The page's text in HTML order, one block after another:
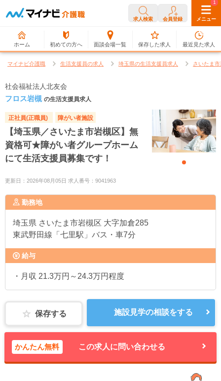
求人検索 会員登録 メニュー
ホーム 初めての方へ 面談会場一覧
0
保存した求人
1
最近見た求人
マイナビ介護職 生活支援員の求人 埼玉県の生活支援員求人 さいたま
社会福祉法人北友会
フロス岩槻 の生活支援員求人
正社員(正職員) 障がい者施設
【埼玉県／さいたま市岩槻区】無
資格可★障がい者グループホーム
にて生活支援員募集です！
更新日：2026年08月05日 求人番号：9041963
勤務地
埼玉県 さいたま市岩槻区 大字加倉285
東武野田線「七里駅」バス・車7分
給与
・月収 21.3万円～24.3万円程度
保存する 施設見学の相談をする
かんたん無料 この求人に問い合わせる